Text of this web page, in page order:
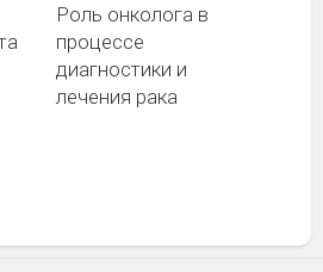
Роль онколога в
процессе
диагностики и
лечения рака